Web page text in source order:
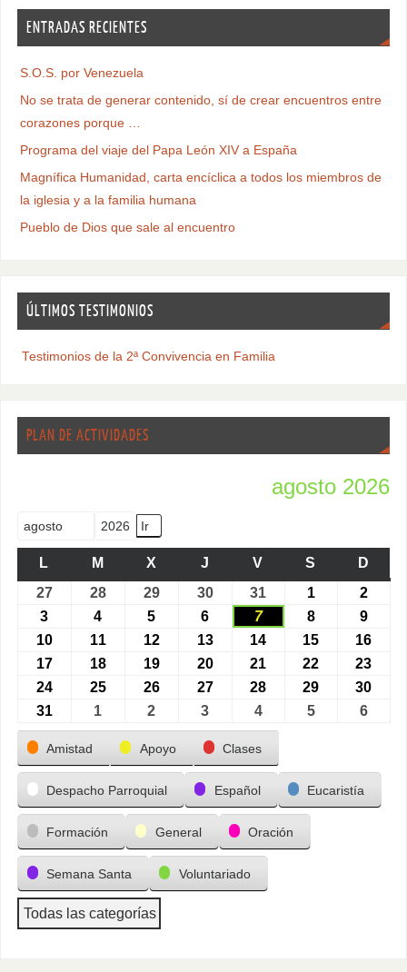
ENTRADAS RECIENTES
S.O.S. por Venezuela
No se trata de generar contenido, sí de crear encuentros entre
corazones porque …
Programa del viaje del Papa León XIV a España
Magnífica Humanidad, carta encíclica a todos los miembros de
la iglesia y a la familia humana
Pueblo de Dios que sale al encuentro
ÚLTIMOS TESTIMONIOS
Testimonios de la 2ª Convivencia en Familia
PLAN DE ACTIVIDADES
agosto 2026
Mes
Año
L M X J V S
D
27
28 29 30 31 1
2
3
4 5 6 7 8
9
10
11 12 13 14 15
16
17
18 19 20 21 22
23
24
25 26 27 28 29
30
31
1 2 3 4 5 6
Categorías
Amistad Apoyo Clases
Despacho Parroquial Español Eucaristía
Formación General Oración
Semana Santa Voluntariado
Todas las categorías